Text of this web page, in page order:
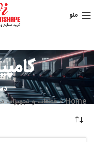
منو
Home
»قطعات و تجهیزات